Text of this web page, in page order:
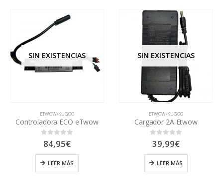
SIN EXISTENCIAS
ETWOW/KUGOO
Controladora ECO eTwow
0out of 5
84,95€
LEER MÁS
SIN EXISTENCIAS
ETWOW/KUGOO
Cargador 2A Etwow
0out of 5
39,99€
LEER MÁS